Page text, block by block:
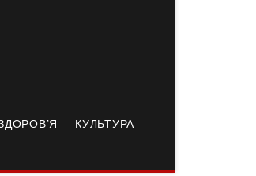
КУЛЬТУРА